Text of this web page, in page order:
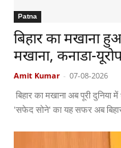
Patna
बिहार का मखाना
मखाना, कनाडा-
Amit Kumar - 07-08-2026
बिहार का मखाना अब पूरी
'सफेद सोने' का यह सफर अब